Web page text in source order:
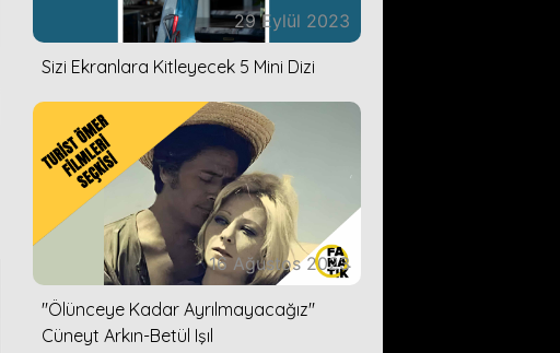
29 Eylül 2023
Sizi Ekranlara Kitleyecek 5 Mini Dizi
16 Ağustos 2023
''Ölünceye Kadar Ayrılmayacağız''
Cüneyt Arkın-Betül Işıl